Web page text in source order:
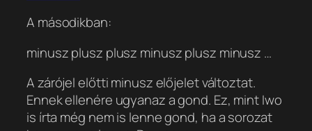
A másodikban:
minusz plusz plusz minusz plusz minusz …
A zárójel előtti minusz előjelet változtat.
Ennek ellenére ugyanaz a gond. Ez, mint Iwo
is írta még nem is lenne gond, ha a sorozat